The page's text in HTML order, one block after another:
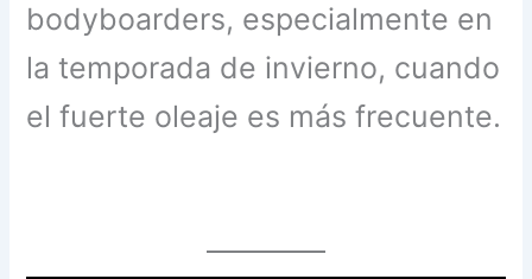
bodyboarders, especialmente en
la temporada de invierno, cuando
el fuerte oleaje es más frecuente.